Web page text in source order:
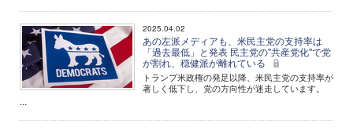
2025.04.02
あの左派メディアも、米民主党の支持率は
「過去最低」と発表 民主党の"共産党化"で党
が割れ、穏健派が離れている
トランプ米政権の発足以降、米民主党の支持率が
著しく低下し、党の方向性が迷走しています。
...